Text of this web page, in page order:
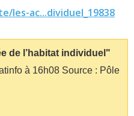
les-ac...dividuel_19838
de l’habitat individuel"
à 16h08 Source : Pôle